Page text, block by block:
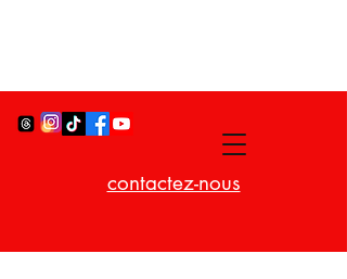
contactez-nous